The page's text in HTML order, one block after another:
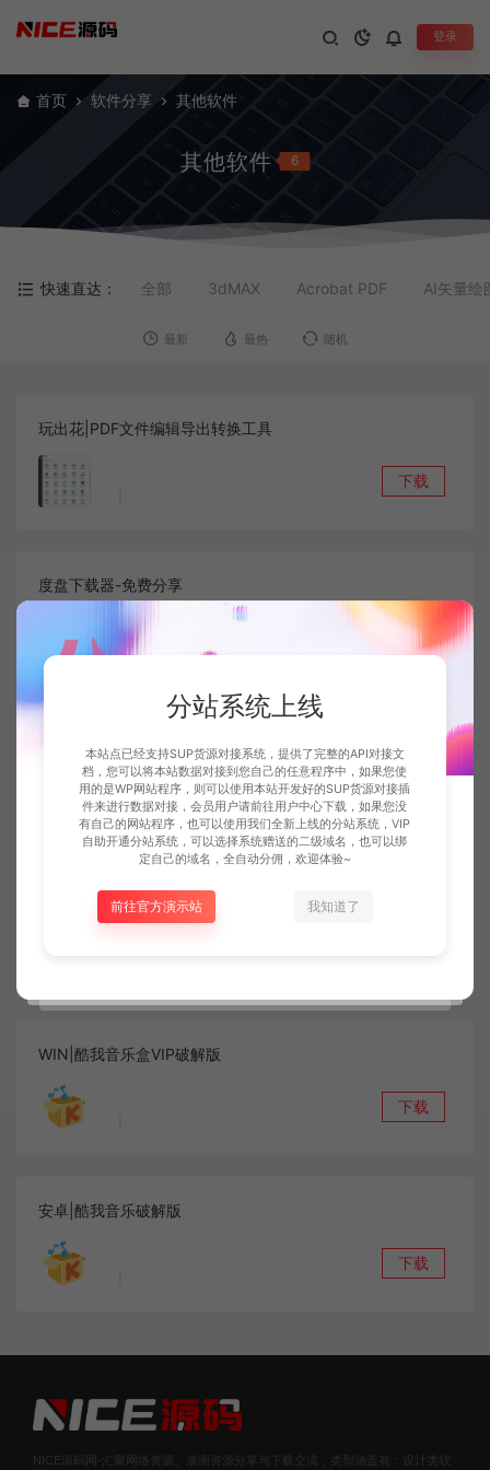
登录
首页 软件分享 其他软件
其他软件 6
快速直达： 全部 3dMAX Acrobat PDF AI矢量绘
最新 最热 随机
玩出花|PDF文件编辑导出转换工具
下载
度盘下载器-免费分享
|
下载
|
下载
易我数据恢复 EaseUS
WIN|酷我音乐盒VIP破解版
下载
安卓|酷我音乐破解版
下载
NICE源码网-汇聚网络资源、亲测资源分享与下载交流，类型涵盖有：设计类软
分站系统上线
本站点已经支持SUP货源对接系统，提供了完整的API对接文
档，您可以将本站数据对接到您自己的任意程序中，如果您使
用的是WP网站程序，则可以使用本站开发好的SUP货源对接插
件来进行数据对接，会员用户请前往用户中心下载，如果您没
有自己的网站程序，也可以使用我们全新上线的分站系统，VIP
自助开通分站系统，可以选择系统赠送的二级域名，也可以绑
定自己的域名，全自动分佣，欢迎体验~
前往官方演示站 我知道了